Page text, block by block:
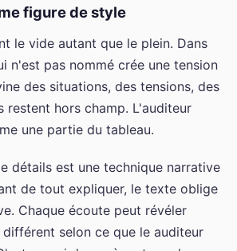
figure de style
le vide autant que le plein. Dans
n'est pas nommé crée une tension
des situations, des tensions, des
restent hors champ. L'auditeur
une partie du tableau.
détails est une technique narrative
de tout expliquer, le texte oblige
Chaque écoute peut révéler
selon ce que le auditeur